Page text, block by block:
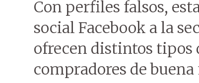
Con perfiles falsos,
social Facebook a la
ofrecen distintos tipos
compradores de buena